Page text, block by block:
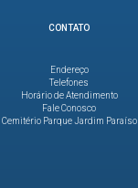
CONTATO
Endereço
Telefones
Horário de Atendimento
Fale Conosco
Cemitério Parque Jardim Paraíso